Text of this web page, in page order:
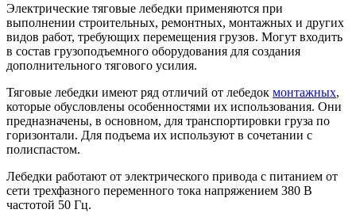
Электрические тяговые лебедки применяются при
выполнении строительных, ремонтных, монтажных и других
видов работ, требующих перемещения грузов. Могут входить
в состав грузоподъемного оборудования для создания
дополнительного тягового усилия.
Тяговые лебедки имеют ряд отличий от лебедок монтажных,
которые обусловлены особенностями их использования. Они
предназначены, в основном, для транспортировки груза по
горизонтали. Для подъема их используют в сочетании с
полиспастом.
Лебедки работают от электрического привода с питанием от
сети трехфазного переменного тока напряжением 380 В
частотой 50 Гц.